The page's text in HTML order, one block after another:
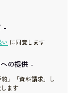
-
に同意します
の提供 -
」「資料請求」し
ます